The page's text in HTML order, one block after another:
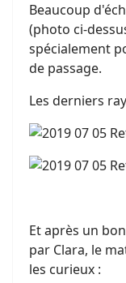
Beaucoup
(photo ci-
spécialement
de passage.
Les derniers
Et après un
par Clara, le
les curieux :